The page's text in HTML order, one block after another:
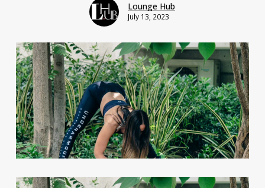
Lounge Hub
July 13, 2023